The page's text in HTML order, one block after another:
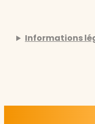
Informations